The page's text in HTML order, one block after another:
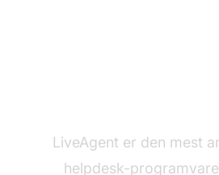
LiveAgent er den mest
helpdesk-